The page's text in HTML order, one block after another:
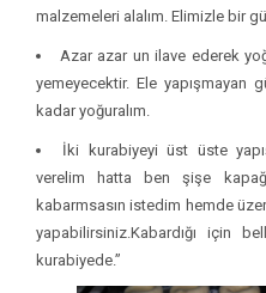
malzemeleri alalım. Elimizle bir
Azar azar un ilave ederek
yemeyecektir. Ele yapışmayan
kadar yoğuralım.
İki kurabiyeyi üst üste
verelim hatta ben şişe
kabarmsasın istedim hemde
yapabilirsiniz.Kabardığı için
kurabiyede.”